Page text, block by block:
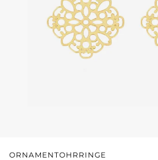
ORNAMENTOHRRINGE